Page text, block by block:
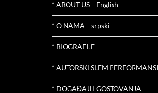
* ABOUT US – English
* O NAMA – srpski
* BIOGRAFIJE
* AUTORSKI SLEM PERFORMANSI
* DOGAĐAJI I GOSTOVANJA